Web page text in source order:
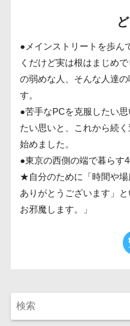
●メインストリートを歩ん
くだけど実は根はまじめ
の弱めな人、そんな人達
す。
●苦手なPCを克服したい
たい思いと、これから続
始めました。
●東京の西側の端で暮らす
★自分のために「時間や場
ありがとうございます」
お邪魔します。」